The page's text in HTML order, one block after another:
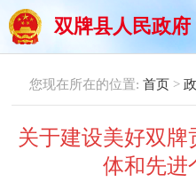
双牌县人民政府
您现在所在的位置: 首页 >
关于建设美好双
体和先进